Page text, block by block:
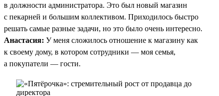
в должности администратора. Это был новый магазин
с пекарней и большим коллективом. Приходилось быстро
решать самые разные задачи, но это было очень интересно.
Анастасия: У меня сложилось отношение к магазину как
к своему дому, в котором сотрудники — моя семья,
а покупатели — гости.